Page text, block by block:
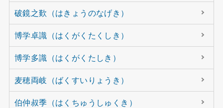
破鏡之歎（はきょうのなげき）
博学卓識（はくがくたくしき）
博学多識（はくがくたしき）
麦穂両岐（ばくすいりょうき）
伯仲叔季（はくちゅうしゅくき）